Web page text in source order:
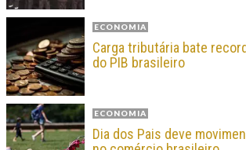
ECONOMIA
Carga tributária bate
do PIB brasileiro
ECONOMIA
Dia dos Pais deve